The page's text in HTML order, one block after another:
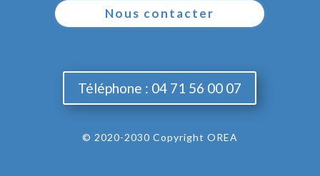
Nous contacter
Téléphone : 04 71 56 00 07
© 2020-2030 Copyright OREA